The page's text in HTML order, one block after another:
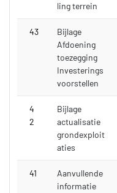
ling terrein
43
Bijlage
Afdoening
toezegging
Investerings
voorstellen
4
2
Bijlage
actualisatie
grondexploit
aties
41
Aanvullende
informatie